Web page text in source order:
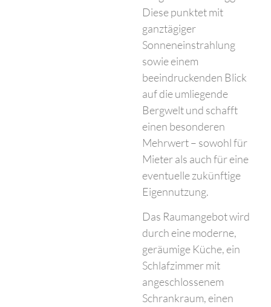
Diese punktet mit
ganztägiger
Sonneneinstrahlung
sowie einem
beeindruckenden Blick
auf die umliegende
Bergwelt und schafft
einen besonderen
Mehrwert – sowohl für
Mieter als auch für eine
eventuelle zukünftige
Eigennutzung.
Das Raumangebot wird
durch eine moderne,
geräumige Küche, ein
Schlafzimmer mit
angeschlossenem
Schrankraum, einen